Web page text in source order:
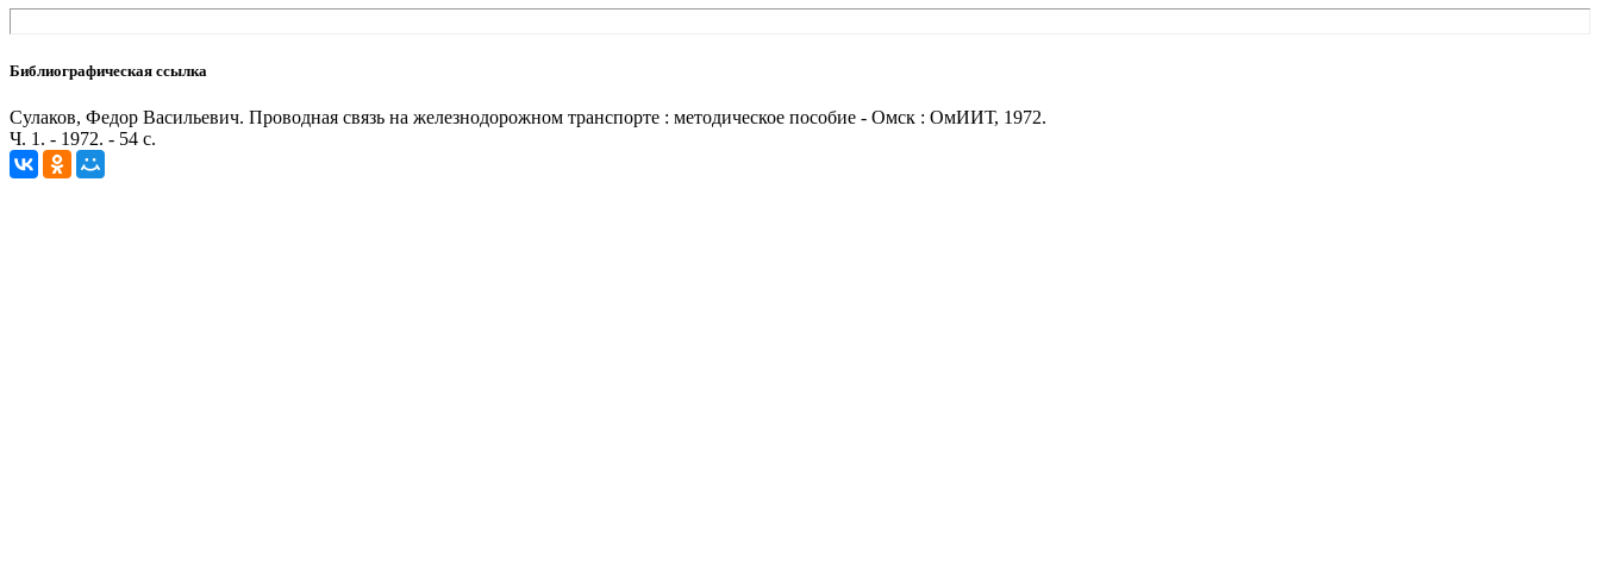
Библиографическая ссылка
Сулаков, Федор Васильевич. Проводная связь на железнодорожном транспорте : методическое пособие - Омск : ОмИИТ, 1972.
Ч. 1. - 1972. - 54 с.